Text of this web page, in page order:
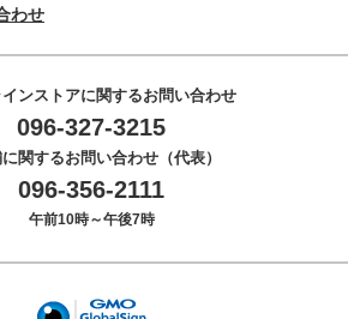
わせ
ンストアに関するお問い合わせ
096-327-3215
に関するお問い合わせ（代表）
096-356-2111
午前10時～午後7時